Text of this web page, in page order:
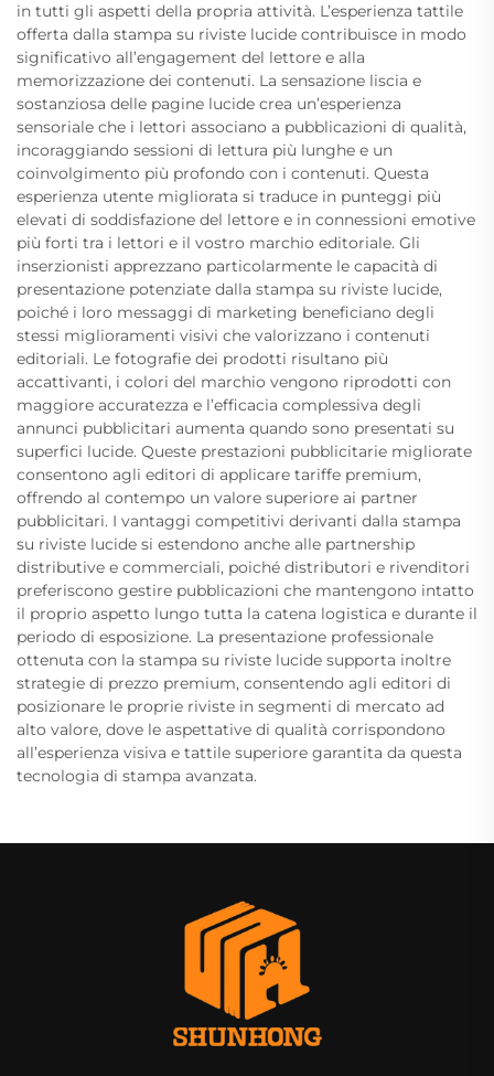
in tutti gli aspetti della propria attività. L’esperienza tattile
offerta dalla stampa su riviste lucide contribuisce in modo
significativo all’engagement del lettore e alla
memorizzazione dei contenuti. La sensazione liscia e
sostanziosa delle pagine lucide crea un’esperienza
sensoriale che i lettori associano a pubblicazioni di qualità,
incoraggiando sessioni di lettura più lunghe e un
coinvolgimento più profondo con i contenuti. Questa
esperienza utente migliorata si traduce in punteggi più
elevati di soddisfazione del lettore e in connessioni emotive
più forti tra i lettori e il vostro marchio editoriale. Gli
inserzionisti apprezzano particolarmente le capacità di
presentazione potenziate dalla stampa su riviste lucide,
poiché i loro messaggi di marketing beneficiano degli
stessi miglioramenti visivi che valorizzano i contenuti
editoriali. Le fotografie dei prodotti risultano più
accattivanti, i colori del marchio vengono riprodotti con
maggiore accuratezza e l’efficacia complessiva degli
annunci pubblicitari aumenta quando sono presentati su
superfici lucide. Queste prestazioni pubblicitarie migliorate
consentono agli editori di applicare tariffe premium,
offrendo al contempo un valore superiore ai partner
pubblicitari. I vantaggi competitivi derivanti dalla stampa
su riviste lucide si estendono anche alle partnership
distributive e commerciali, poiché distributori e rivenditori
preferiscono gestire pubblicazioni che mantengono intatto
il proprio aspetto lungo tutta la catena logistica e durante il
periodo di esposizione. La presentazione professionale
ottenuta con la stampa su riviste lucide supporta inoltre
strategie di prezzo premium, consentendo agli editori di
posizionare le proprie riviste in segmenti di mercato ad
alto valore, dove le aspettative di qualità corrispondono
all’esperienza visiva e tattile superiore garantita da questa
tecnologia di stampa avanzata.